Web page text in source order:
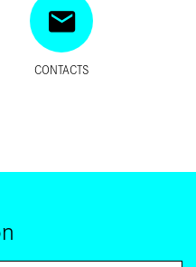
CONTACTS